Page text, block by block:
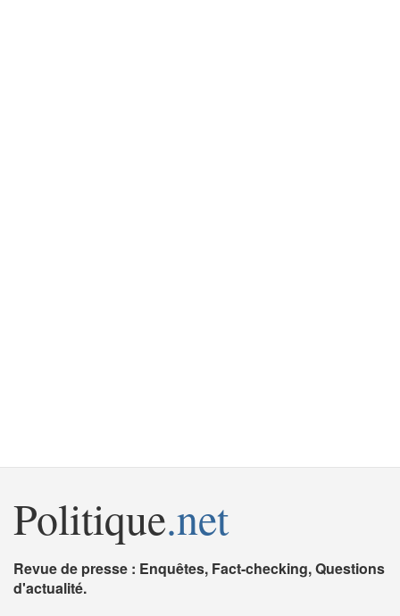
Politique.net
Revue de presse : Enquêtes, Fact-checking, Questions
d'actualité.